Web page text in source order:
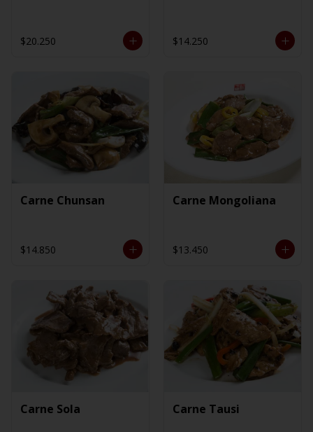
$20.250 $14.250
Carne Chunsan
$14.850
Carne Mongoliana
$13.450
Carne Sola Carne Tausi